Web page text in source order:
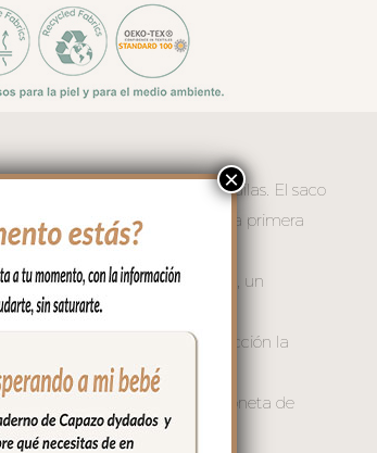
y a tardes de verano tranquilas. El saco
artesanal que enamora a primera
Francia, sobre un fondo claro, un
actual.
clásico que equilibra a la perfección la
usar la funda como colchoneta de
×